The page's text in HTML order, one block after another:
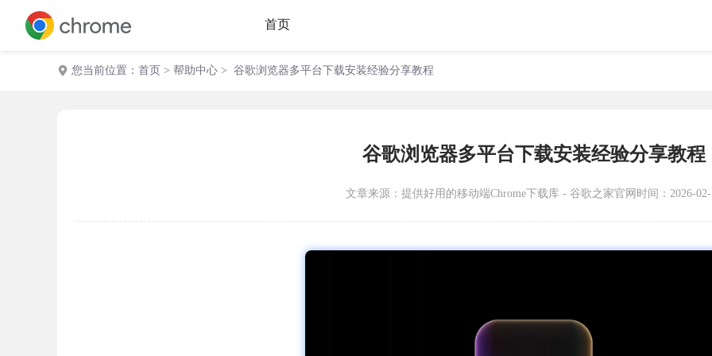
首页
您当前位置： 首页 > 帮助中心 > 谷歌浏览器多平台下载安装经验分享教程
谷歌浏览器多平台下载安装经验分享教程
文章来源： 提供好用的移动端Chrome下载库 - 谷歌之家官网 时间：2026-